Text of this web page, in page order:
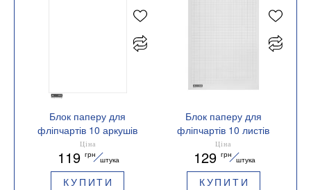
Блок паперу для
фліпчартів 10 аркушів
64х90 мм Buromax
BM.2294-00
Ціна
119 грн
штука
КУПИТИ
Блок паперу для
фліпчартів 10 листів
Buromax JOBMAX
BM.2295-00 клітинка
64х90 см поліет.пакет
Ціна
129 грн
штука
КУПИТИ